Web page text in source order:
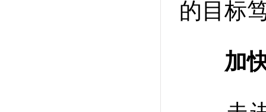
的目标
加